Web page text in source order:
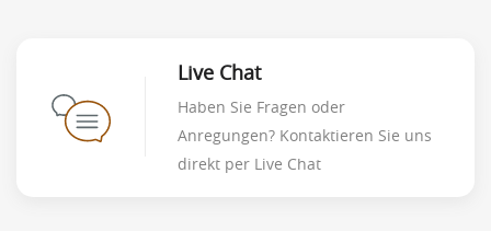
Live Chat
Haben Sie Fragen oder
Anregungen? Kontaktieren Sie uns
direkt per Live Chat